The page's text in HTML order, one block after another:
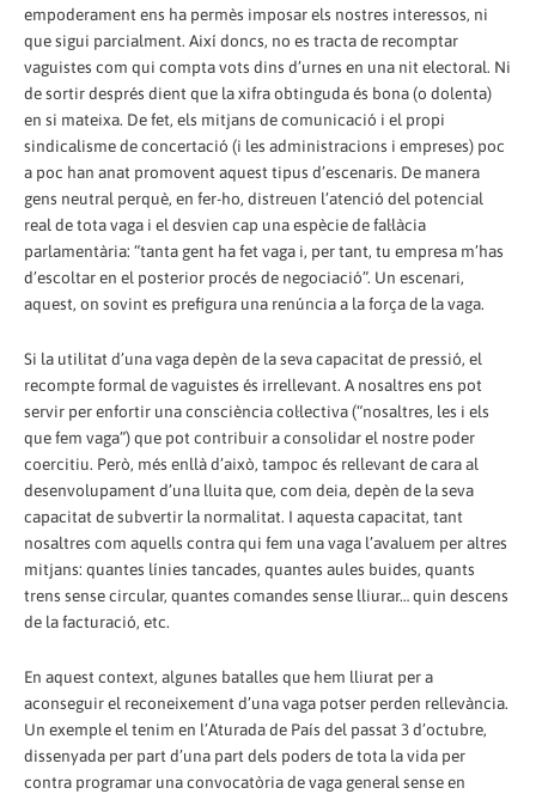
empoderament ens ha permès imposar els nostres interessos, ni
que sigui parcialment. Així doncs, no es tracta de recomptar
vaguistes com qui compta vots dins d’urnes en una nit electoral. Ni
de sortir després dient que la xifra obtinguda és bona (o dolenta)
en si mateixa. De fet, els mitjans de comunicació i el propi
sindicalisme de concertació (i les administracions i empreses) poc
a poc han anat promovent aquest tipus d’escenaris. De manera
gens neutral perquè, en fer-ho, distreuen l’atenció del potencial
real de tota vaga i el desvien cap una espècie de fal·làcia
parlamentària: “tanta gent ha fet vaga i, per tant, tu empresa m’has
d’escoltar en el posterior procés de negociació”. Un escenari,
aquest, on sovint es prefigura una renúncia a la força de la vaga.
Si la utilitat d’una vaga depèn de la seva capacitat de pressió, el
recompte formal de vaguistes és irrellevant. A nosaltres ens pot
servir per enfortir una consciència col·lectiva (“nosaltres, les i els
que fem vaga”) que pot contribuir a consolidar el nostre poder
coercitiu. Però, més enllà d’això, tampoc és rellevant de cara al
desenvolupament d’una lluita que, com deia, depèn de la seva
capacitat de subvertir la normalitat. I aquesta capacitat, tant
nosaltres com aquells contra qui fem una vaga l’avaluem per altres
mitjans: quantes línies tancades, quantes aules buides, quants
trens sense circular, quantes comandes sense lliurar… quin descens
de la facturació, etc.
En aquest context, algunes batalles que hem lliurat per a
aconseguir el reconeixement d’una vaga potser perden rellevància.
Un exemple el tenim en l’Aturada de País del passat 3 d’octubre,
dissenyada per part d’una part dels poders de tota la vida per
contra programar una convocatòria de vaga general sense en